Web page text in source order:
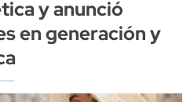
y anunció
en generación y